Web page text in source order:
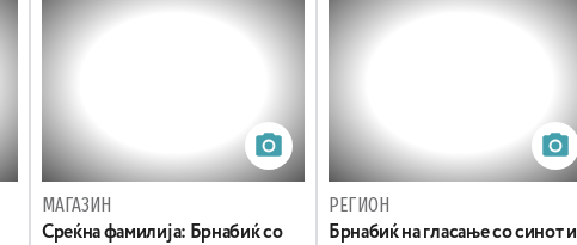
МАГАЗИН
Среќна фамилија: Брнабиќ со
РЕГИОН
Брнабиќ на гласање со синот и